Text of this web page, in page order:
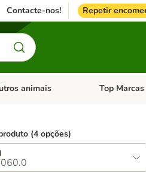
Contacte-nos! Repetir
menu de categoria: Pássaros
animais Abrir menu
Top Marcas
(4 opções)